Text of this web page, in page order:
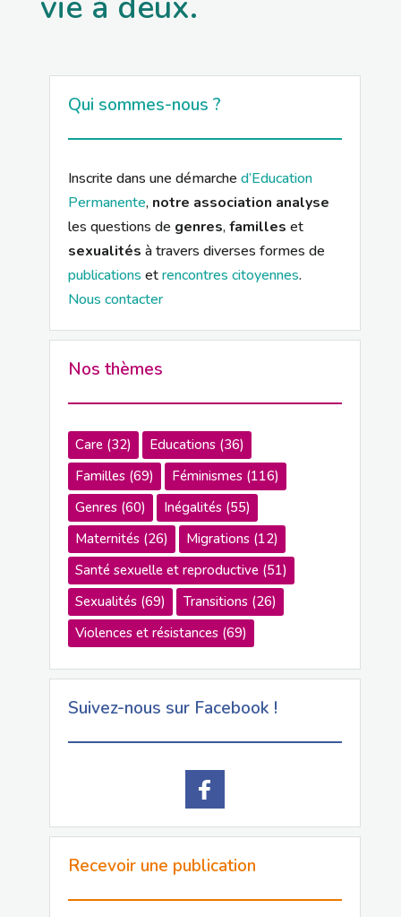
Qui sommes-nous ?
Inscrite dans une démarche d’Education
Permanente, notre association analyse
les questions de genres,familles et
sexualités à travers diverses formes de
publications etrencontres citoyennes.
Nous contacter
Nos thèmes
Care(32) Educations(36)
Familles(69) Féminismes(116)
Genres(60) Inégalités(55)
Maternités(26) Migrations(12)
Santé sexuelle et reproductive(51)
Sexualités(69) Transitions(26)
Violences et résistances(69)
Suivez-nous sur Facebook !
Recevoir une publication